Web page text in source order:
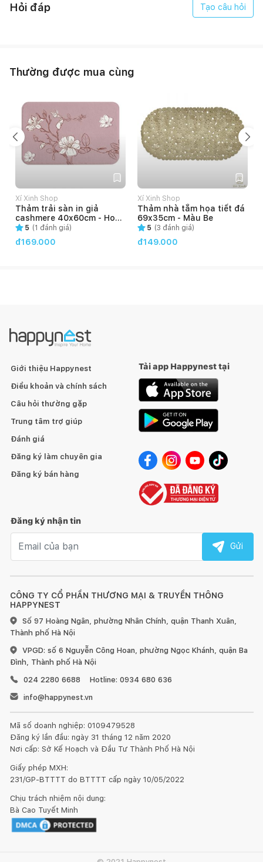
Hỏi đáp Tạo câu hỏi
Thường được mua cùng
Xí Xinh Shop
Thảm trải sàn in giả
cashmere 40x60cm - Hoa
đào
5 (1 đánh giá)
đ169.000
Xí Xinh Shop
Thảm nhà tắm họa tiết đá
69x35cm - Màu Be
5 (3 đánh giá)
đ149.000
CÔNG TY CỔ PHẦN THƯƠNG MẠI & TRUYỀN THÔNG
HAPPYNEST
Số 97 Hoàng Ngân, phường Nhân Chính, quận Thanh Xuân,
Thành phố Hà Nội
VPGD: số 6 Nguyễn Công Hoan, phường Ngọc Khánh, quận Ba
Đình, Thành phố Hà Nội
024 2280 6688
Hotline: 0934 680 636
info@happynest.vn
Mã số doanh nghiệp: 0109479528
Đăng ký lần đầu: ngày 31 tháng 12 năm 2020
Nơi cấp: Sở Kế Hoạch và Đầu Tư Thành Phố Hà Nội
Giấy phép MXH:
231/GP-BTTTT do BTTTT cấp ngày 10/05/2022
Chịu trách nhiệm nội dung:
Bà Cao Tuyết Minh
Giới thiệu Happynest
Điều khoản và chính sách
Câu hỏi thường gặp
Trung tâm trợ giúp
Đánh giá
Đăng ký làm chuyên gia
Đăng ký bán hàng
Tải app Happynest tại
Đăng ký nhận tin
Gửi